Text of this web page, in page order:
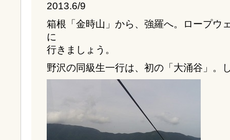
2013.6/9
箱根「金時山」から、強羅へ。ロープウ
に
行きましょう。
野沢の同級生一行は、初の「大涌谷」。